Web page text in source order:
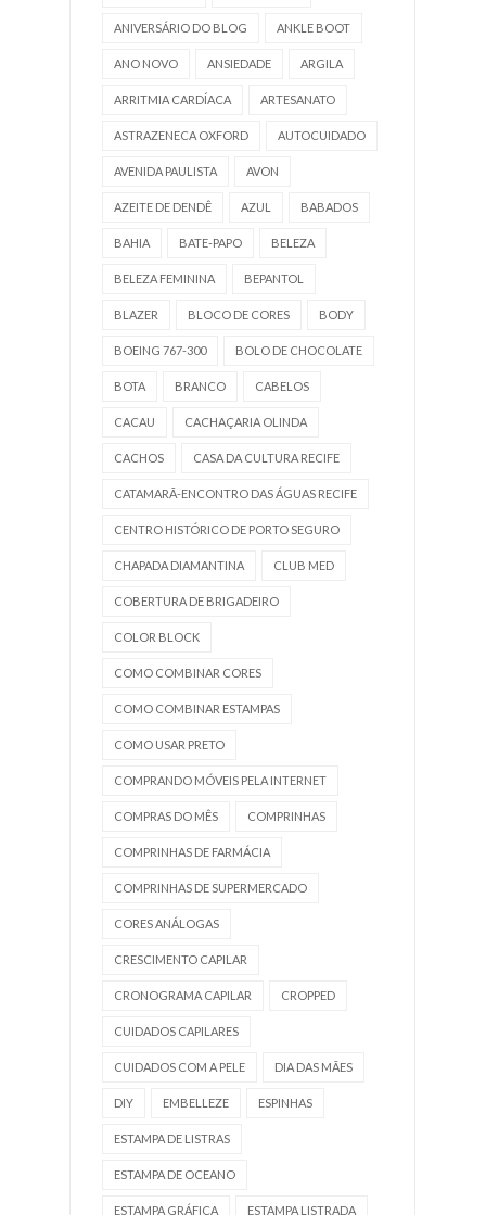
ANIVERSÁRIO DO BLOG ANKLE BOOT
ANO NOVO ANSIEDADE ARGILA
ARRITMIA CARDÍACA ARTESANATO
ASTRAZENECA OXFORD AUTOCUIDADO
AVENIDA PAULISTA AVON
AZEITE DE DENDÊ AZUL BABADOS
BAHIA BATE-PAPO BELEZA
BELEZA FEMININA BEPANTOL
BLAZER BLOCO DE CORES BODY
BOEING 767-300 BOLO DE CHOCOLATE
BOTA BRANCO CABELOS
CACAU CACHAÇARIA OLINDA
CACHOS CASA DA CULTURA RECIFE
CATAMARÃ-ENCONTRO DAS ÁGUAS RECIFE
CENTRO HISTÓRICO DE PORTO SEGURO
CHAPADA DIAMANTINA CLUB MED
COBERTURA DE BRIGADEIRO
COLOR BLOCK
COMO COMBINAR CORES
COMO COMBINAR ESTAMPAS
COMO USAR PRETO
COMPRANDO MÓVEIS PELA INTERNET
COMPRAS DO MÊS COMPRINHAS
COMPRINHAS DE FARMÁCIA
COMPRINHAS DE SUPERMERCADO
CORES ANÁLOGAS
CRESCIMENTO CAPILAR
CRONOGRAMA CAPILAR CROPPED
CUIDADOS CAPILARES
CUIDADOS COM A PELE DIA DAS MÃES
DIY EMBELLEZE ESPINHAS
ESTAMPA DE LISTRAS
ESTAMPA DE OCEANO
ESTAMPA GRÁFICA ESTAMPA LISTRADA